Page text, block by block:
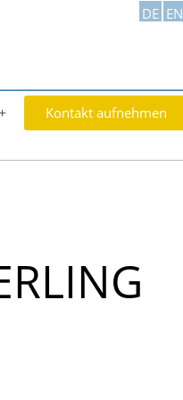
DE EN
Kontakt aufnehmen